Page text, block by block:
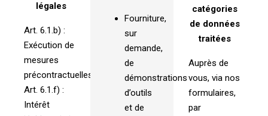
légales
Art. 6.1.b) :
Exécution de
mesures
précontractuelles
Art. 6.1.f) :
Intérêt
Fourniture,
sur
demande,
de
démonstrations
d’outils
et de
catégories
de données
traitées
Auprès de
vous, via nos
formulaires,
par